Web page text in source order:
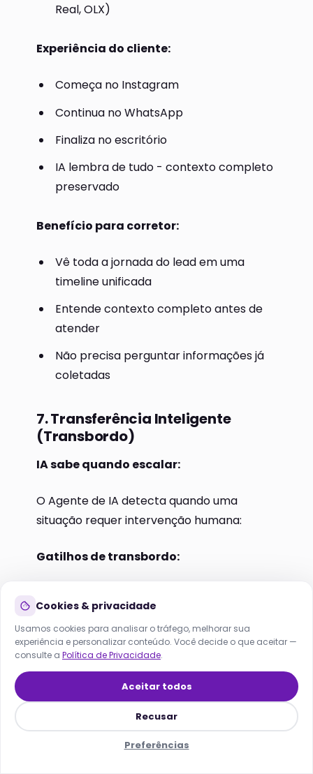
Real, OLX)
Experiência do cliente:
Começa no Instagram
Continua no WhatsApp
Finaliza no escritório
IA lembra de tudo - contexto completo
preservado
Benefício para corretor:
Vê toda a jornada do lead em uma
timeline unificada
Entende contexto completo antes de
atender
Não precisa perguntar informações já
coletadas
7. Transferência Inteligente
(Transbordo)
IA sabe quando escalar:
O Agente de IA detecta quando uma
situação requer intervenção humana:
Gatilhos de transbordo:
Cliente VIP (score alto)
Reclamação detectada
Solicitação explícita do cliente
Horário comercial + disponibilidade do
Lana
Cookies & privacidade
Usamos cookies para analisar o tráfego, melhorar sua
experiência e personalizar conteúdo. Você decide o que aceitar —
consulte a Política de Privacidade.
Recusar
Preferências
Aceitar todos